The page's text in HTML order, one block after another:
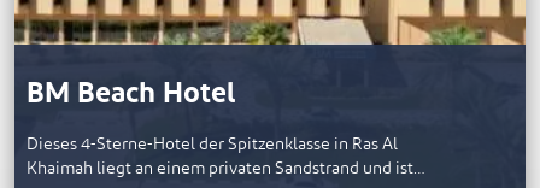
BM Beach Hotel
Dieses 4-Sterne-Hotel der Spitzenklasse in Ras Al
Khaimah liegt an einem privaten Sandstrand und ist…